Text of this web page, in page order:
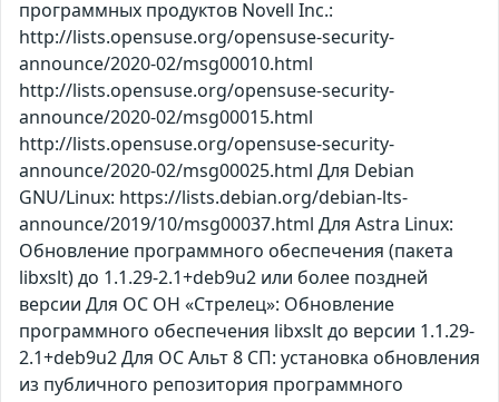
программных продуктов Novell Inc.:
http://lists.opensuse.org/opensuse-security-
announce/2020-02/msg00010.html
http://lists.opensuse.org/opensuse-security-
announce/2020-02/msg00015.html
http://lists.opensuse.org/opensuse-security-
announce/2020-02/msg00025.html Для Debian
GNU/Linux: https://lists.debian.org/debian-lts-
announce/2019/10/msg00037.html Для Astra Linux:
Обновление программного обеспечения (пакета
libxslt) до 1.1.29-2.1+deb9u2 или более поздней
версии Для ОС ОН «Стрелец»: Обновление
программного обеспечения libxslt до версии 1.1.29-
2.1+deb9u2 Для ОС Альт 8 СП: установка обновления
из публичного репозитория программного